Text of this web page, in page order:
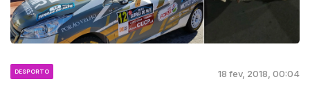
DESPORTO 18 fev, 2018, 00:04